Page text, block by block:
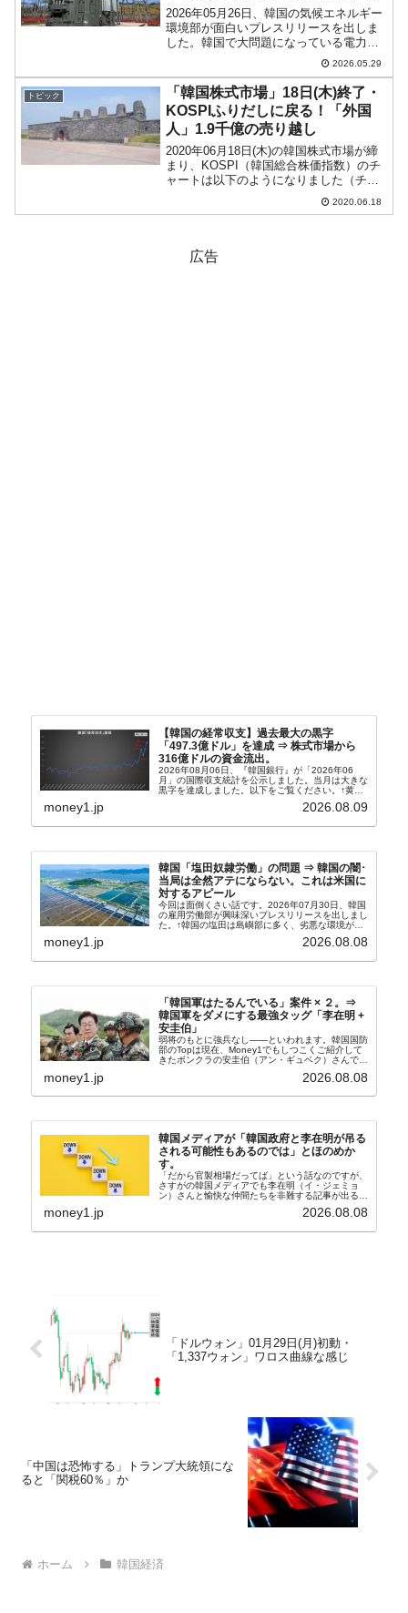
むかも……
2026年05月26日、韓国の気候エネルギー
環境部が面白いプレスリリースを出しま
した。韓国で大問題になっている電力イ
ンフラ網の件です。韓国では変電所や送
電網など、電力インフラの建設が全然前
に進みません。ボンクラ文在寅が大統領
を務めた時代には...
2026.05.29
トピック
「韓国株式市場」18日(木)終了・
KOSPIふりだしに戻る！「外国
人」1.9千億の売り越し
2020年06月18日(木)の韓国株式市場が締
まり、KOSPI（韓国総合株価指数）のチ
ャートは以下のようになりました（チャ
ートは『Investing.com』より引用）。振
り出しに戻る！みたいな締まり方となり
2020.06.18
広告
【韓国の経常収支】過去最大の黒字
「497.3億ドル」を達成 ⇒ 株式市場から
316億ドルの資金流出。
2026年08月06日、『韓国銀行』が「2026年06
月」の国際収支統計を公示しました。当月は大きな
黒字を達成しました。以下をご覧ください。↑黄色
の経常収支です。2026年06月貿易収支：4...
money1.jp 2026.08.09
韓国「塩田奴隷労働」の問題 ⇒ 韓国の闇･
当局は全然アテにならない。これは米国に
対するアピール
今回は面倒くさい話です。2026年07月30日、韓国
の雇用労働部が興味深いプレスリリースを出しまし
た。↑韓国の塩田は島嶼部に多く、劣悪な環境が一
たといわれます（後述）。これは、いわゆる「塩田
money1.jp 2026.08.08
「韓国軍はたるんでいる」案件 × ２。⇒
韓国軍をダメにする最強タッグ「李在明 +
安圭伯」
弱将のもとに強兵なし――といわれます。韓国国防
部のTopは現在、Money1でもしつこくご紹介して
きたボンクラの安圭伯（アン・ギュベク）さんで
さんと「韓国初の文官上がり」の国防部長官安圭伯
money1.jp 2026.08.08
韓国メディアが「韓国政府と李在明が吊る
される可能性もあるのでは」とほのめか
す。
「だから官製相場だってば」という話なのですが、
さすがの韓国メディアでも李在明（イ・ジェミョ
ン）さんと愉快な仲間たちを非難する記事が出るよ
『朝鮮日報』に面白い記事が出ています。「東西南
money1.jp 2026.08.08
「ドルウォン」01月29日(月)初動・
「1,337ウォン」ワロス曲線な感じ
「中国は恐怖する」トランプ大統領にな
ると「関税60％」か
ホーム 韓国経済